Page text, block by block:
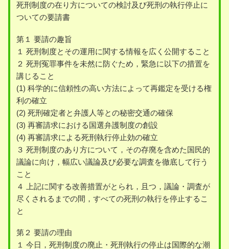
死刑制度の在り方についての検討及び死刑の執行停止に
ついての要請書
第１ 要請の趣旨
１ 死刑制度とその運用に関する情報を広く公開すること
２ 死刑冤罪事件を未然に防ぐため，緊急に以下の措置を
講じること
(1) 科学的に信頼性の高い方法によって再鑑定を受ける権
利の確立
(2) 死刑確定者と弁護人等との秘密交通の確保
(3) 再審請求における国選弁護制度の創設
(4) 再審請求による死刑執行停止効の確立
３ 死刑制度のあり方について，その存廃を含めた国民的
議論に向け，幅広い議論及び必要な調査を徹底して行う
こと
４ 上記に関する改善措置がとられ，且つ，議論・調査が
尽くされるまでの間，すべての死刑の執行を停止するこ
と
第２ 要請の理由
１ 今日，死刑制度の廃止・死刑執行の停止は国際的な潮